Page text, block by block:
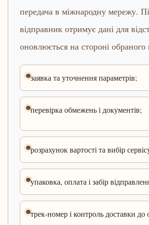
передача в міжнародну мережу.
відправник отримує дані для
оновлюється на стороні обраного
заявка та уточнення параметрів;
перевірка обмежень і документів;
розрахунок вартості та вибір
упаковка, оплата і забір
трек-номер і контроль доставки до